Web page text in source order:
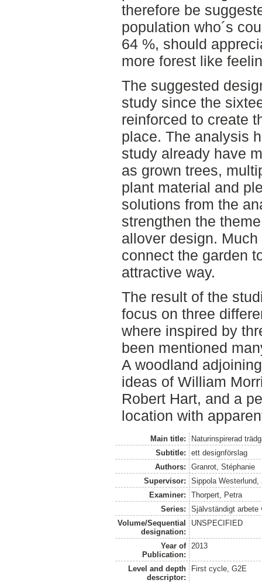
therefore be
population who´s
64 %, should
more forest like
The suggested
study since the
reinforced to create
place. The analysis
study already have
as grown trees,
plant material and
solutions from the
strengthen the
allover design.
connect the garden
attractive way.
The result of the
focus on three
where inspired by
been mentioned
A woodland
ideas of William
Robert Hart, and a
location with
Main title:
Naturinspirerad
Subtitle:
ett designförslag
Authors:
Granrot, Stéphanie
Supervisor:
Sippola Westerlund,
Examiner:
Thorpert, Petra
Series:
Självständigt arbete
Volume/Sequential
designation:
UNSPECIFIED
Year of
Publication:
2013
Level and depth
descriptor:
First cycle, G2E